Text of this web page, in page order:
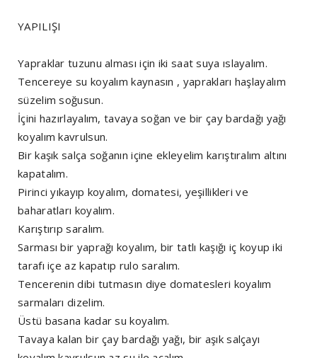
YAPILIŞI
Yapraklar tuzunu alması için iki saat suya ıslayalım.
Tencereye su koyalım kaynasın , yaprakları haşlayalım
süzelim soğusun.
İçini hazırlayalım, tavaya soğan ve bir çay bardağı yağı
koyalım kavrulsun.
Bir kaşık salça soğanın içine ekleyelim karıştıralım altını
kapatalım.
Pirinci yıkayıp koyalım, domatesi, yeşillikleri ve
baharatları koyalım.
Karıştırıp saralım.
Sarması bir yaprağı koyalım, bir tatlı kaşığı iç koyup iki
tarafı içe az kapatıp rulo saralım.
Tencerenin dibi tutmasın diye domatesleri koyalım
sarmaları dizelim.
Üstü basana kadar su koyalım.
Tavaya kalan bir çay bardağı yağı, bir aşık salçayı